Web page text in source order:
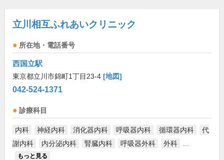
立川相互ふれあいクリニック
所在地・電話番号
西国立駅
東京都立川市錦町1丁目23-4 [地図]
042-524-1371
診療科目
内科 神経内科 消化器内科 呼吸器内科 循環器内科
代
謝内科
内分泌内科 腎臓内科 呼吸器外科 外科
もっと見る